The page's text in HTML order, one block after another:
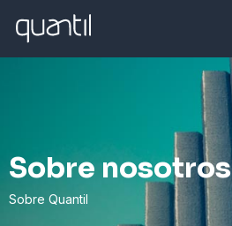
Sobre nosotros
Sobre Quantil